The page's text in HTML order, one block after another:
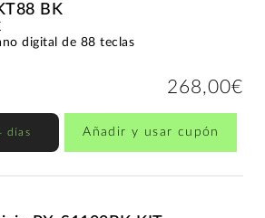
BK
digital de 88 teclas
268,00€
días Añadir y usar cupón